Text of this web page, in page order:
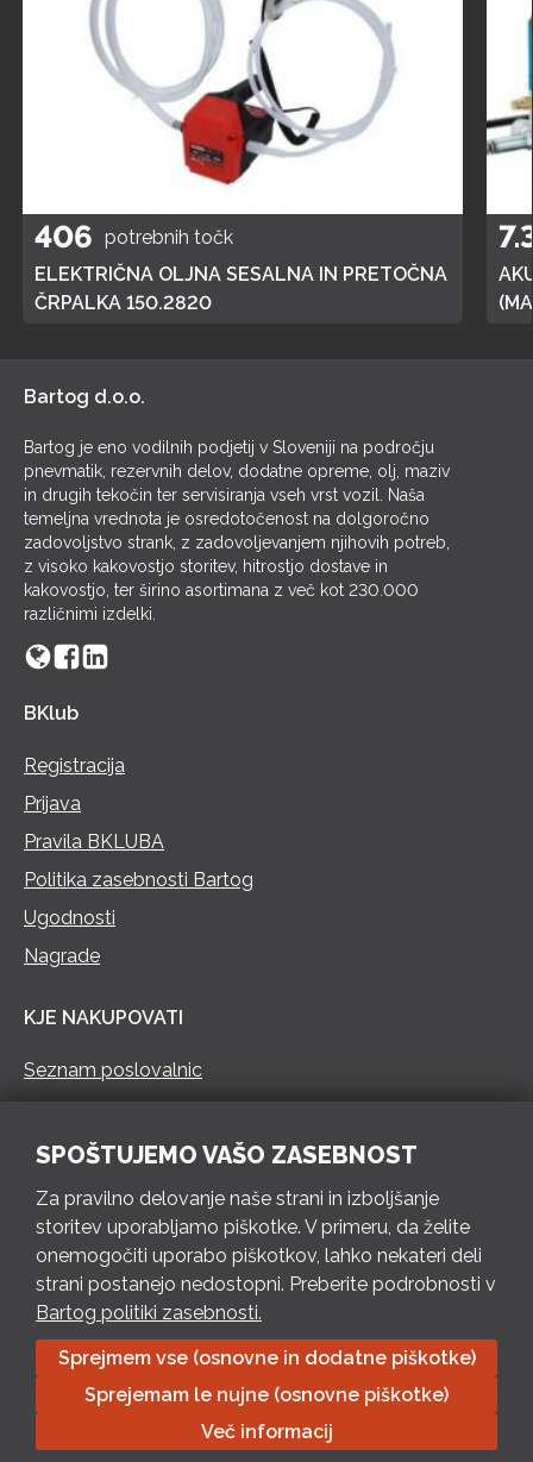
406 potrebnih točk
ELEKTRIČNA OLJNA SESALNA IN PRETOČNA
ČRPALKA 150.2820
Bartog d.o.o.
Bartog je eno vodilnih podjetij v Sloveniji na področju
pnevmatik, rezervnih delov, dodatne opreme, olj, maziv
in drugih tekočin ter servisiranja vseh vrst vozil. Naša
temeljna vrednota je osredotočenost na dolgoročno
zadovoljstvo strank, z zadovoljevanjem njihovih potreb,
z visoko kakovostjo storitev, hitrostjo dostave in
kakovostjo, ter širino asortimana z več kot 230.000
različnimi izdelki.
BKlub
Registracija
Prijava
Pravila BKLUBA
Politika zasebnosti Bartog
Ugodnosti
Nagrade
KJE NAKUPOVATI
Seznam poslovalnic
PON – PET 8 – 18 h / SOB 8 – 12 h
Pošlji e-mail
Izpolni kontaktni obrazec
Bartog d.o.o. Trebnje | ID: SI79128718 | IBAN: SI56 1010 0003
8174 248, Banka Intesa Sanpaolo d.d.| Predsednik Uprave:
Ivan Šantorić | Predsednik Nadzornega odbora: Ilija Tokić |
Delniški kapital: 783.970,08 EUR, plačano v celoti | Obrtniška
SPOŠTUJEMO VAŠO ZASEBNOST
Za pravilno delovanje naše strani in izboljšanje
storitev uporabljamo piškotke. V primeru, da želite
onemogočiti uporabo piškotkov, lahko nekateri deli
strani postanejo nedostopni. Preberite podrobnosti v
Bartog politiki zasebnosti.
Sprejmem vse (osnovne in dodatne piškotke)
Sprejemam le nujne (osnovne piškotke)
Več informacij